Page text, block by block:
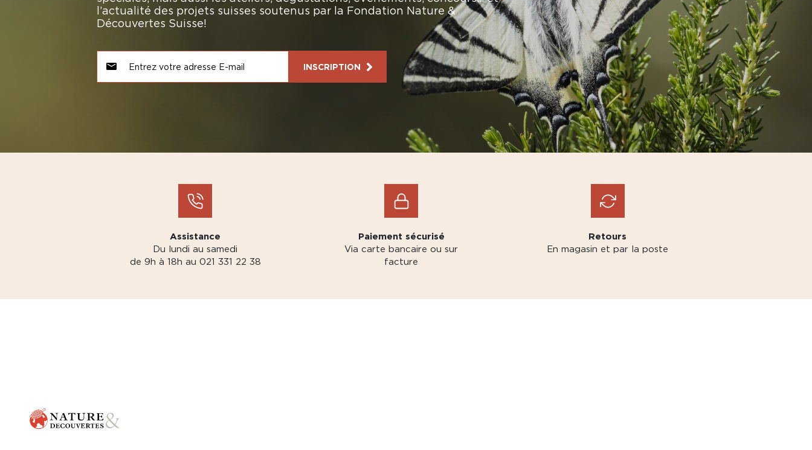
l’actualité des projets suisses soutenus par la Fondation Nature &
Découvertes Suisse!
INSCRIPTION
Assistance
Du lundi au samedi
de 9h à 18h au 021 331 22 38
Paiement sécurisé
Via carte bancaire ou sur
facture
Retours
En magasin et par la poste